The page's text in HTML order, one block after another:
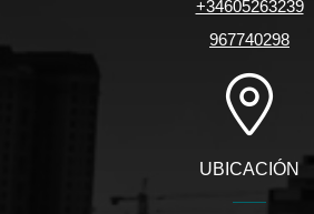
+34605263239
967740298
UBICACIÓN